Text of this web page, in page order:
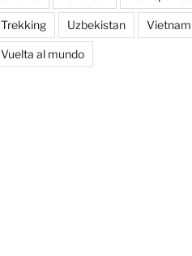
Trekking Uzbekistan Vietnam
Vuelta al mundo